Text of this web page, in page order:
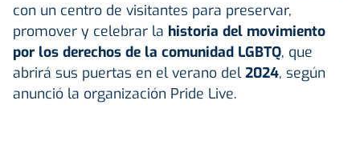
con un centro de visitantes para preservar,
promover y celebrar la historia del movimiento
por los derechos de la comunidad LGBTQ, que
abrirá sus puertas en el verano del 2024, según
anunció la organización Pride Live.